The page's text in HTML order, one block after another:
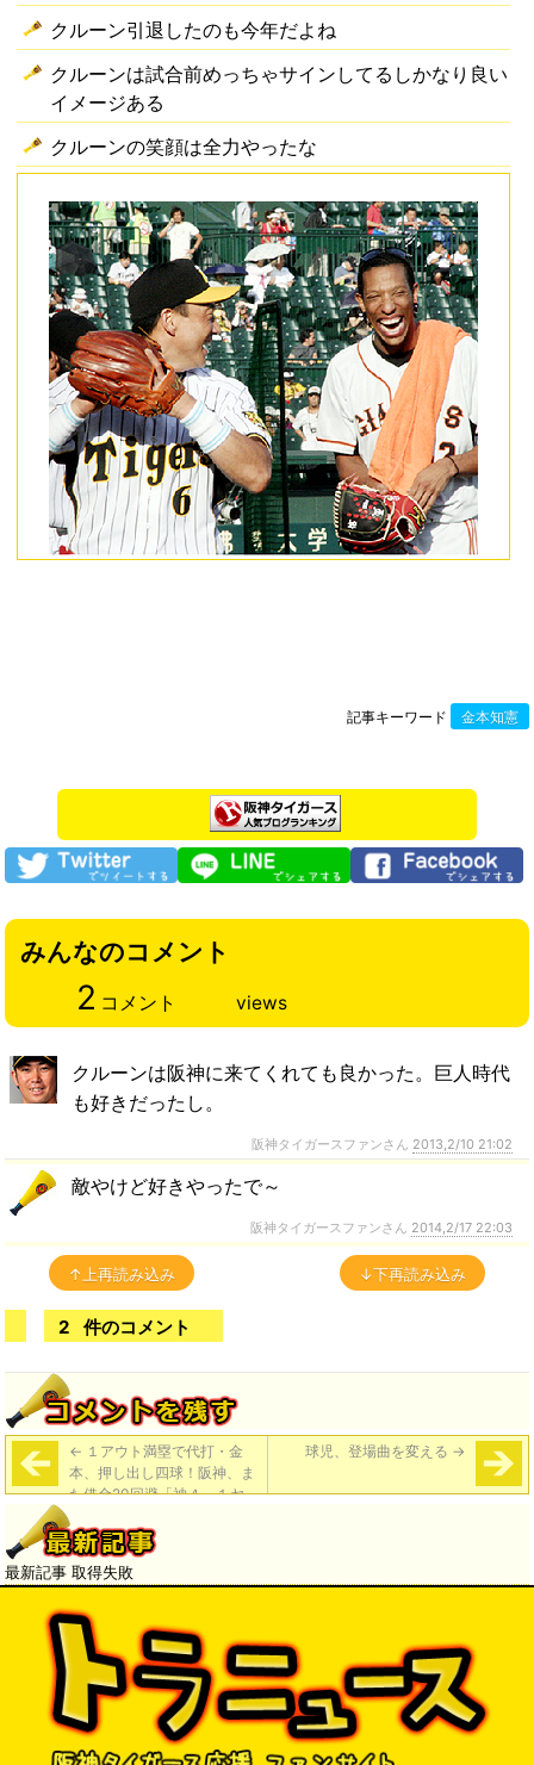
クルーン引退したのも今年だよね
クルーンは試合前めっちゃサインしてるしかなり良い
イメージある
クルーンの笑顔は全力やったな
記事キーワード 金本知憲
みんなのコメント
2 コメント views
クルーンは阪神に来てくれても良かった。巨人時代
も好きだったし。
阪神タイガースファンさん 2013,2/10 21:02
敵やけど好きやったで～
阪神タイガースファンさん 2014,2/17 22:03
↑上再読み込み ↓下再読み込み
2 件のコメント
← １アウト満塁で代打・金
本、押し出し四球！阪神、ま
た借金20回避「神４－１ヤ」
球児、登場曲を変える →
最新記事 取得失敗